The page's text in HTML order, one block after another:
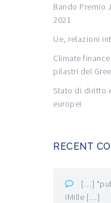
Bando Premio
2021
Ue, relazioni
Climate
pilastri del
Stato di diritto
europei
RECENT
[…]
iMille […]